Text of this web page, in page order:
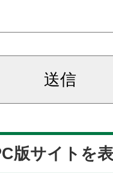
版サイトを